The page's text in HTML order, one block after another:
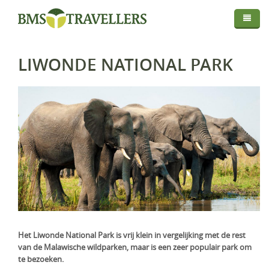
Thema
Fly In Safari
Privé Rondreis
Self-Drive
Strandvakantie
Huwelijksreis
Foto Safari
Golfreis
Wellness Reizen
Familiereis
Afrika
Botswana
Kenia
Madagaskar
Malawi
Mozambique
Namibië
Rwanda
Tanzania
Centraal Azië
Kirgistan
Europa
IJsland
Italië
Indische Oceaan
Malediven
Mauritius
Réunion
Seychellen
Midden Oosten
Oman
Saudi-Arabië
Verenigde Arabische Emiraten
Routes
Droomreis
Info
Over BMS-Travellers
Reizen Met De Experts
Reisvoorwaarden En Privacyverklaring
Vaccinaties
Verzekeringen
Visa & Travel Authorisation
Map
Login
LIWONDE NATIONAL PARK
Het Liwonde National Park is vrij klein in vergelijking met de rest
van de Malawische wildparken, maar is een zeer populair park om
te bezoeken.